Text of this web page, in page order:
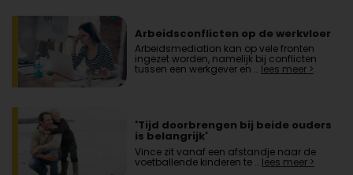
Arbeidsconflicten op de werkvloer
Arbeidsmediation kan op vele fronten
ingezet worden, namelijk bij conflicten
tussen een werkgever en … lees meer >
'Tijd doorbrengen bij beide ouders
is belangrijk'
Vince zit vanaf een afstandje naar de
voetballende kinderen te … lees meer >